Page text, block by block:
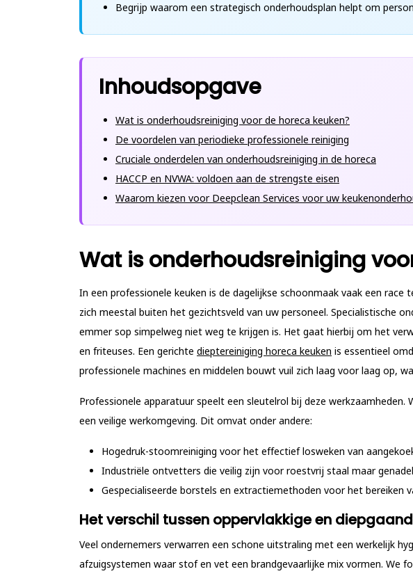
Begrijp waarom een strategisch onderhoudsplan helpt om
Inhoudsopgave
Wat is onderhoudsreiniging voor de horeca keuken?
De voordelen van periodieke professionele reiniging
Cruciale onderdelen van onderhoudsreiniging in de horeca
HACCP en NVWA: voldoen aan de strengste eisen
Waarom kiezen voor Deepclean Services voor uw
Wat is onderhoudsreiniging
In een professionele keuken is de dagelijkse schoonmaak vaak een race
zich meestal buiten het gezichtsveld van uw personeel. Specialistische
emmer sop simpelweg niet weg te krijgen is. Het gaat hierbij om het
en friteuses. Een gerichte dieptereiniging horeca keuken is essentieel
professionele machines en middelen bouwt vuil zich laag voor laag op,
Professionele apparatuur speelt een sleutelrol bij deze
een veilige werkomgeving. Dit omvat onder andere:
Hogedruk-stoomreiniging voor het effectief losweken van
Industriële ontvetters die veilig zijn voor roestvrij staal maar
Gespecialiseerde borstels en extractiemethoden voor het bereiken
Het verschil tussen oppervlakkige en
Veel ondernemers verwarren een schone uitstraling met een werkelijk
afzuigsystemen waar stof en vet een brandgevaarlijke mix vormen. We